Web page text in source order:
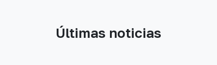
Últimas noticias